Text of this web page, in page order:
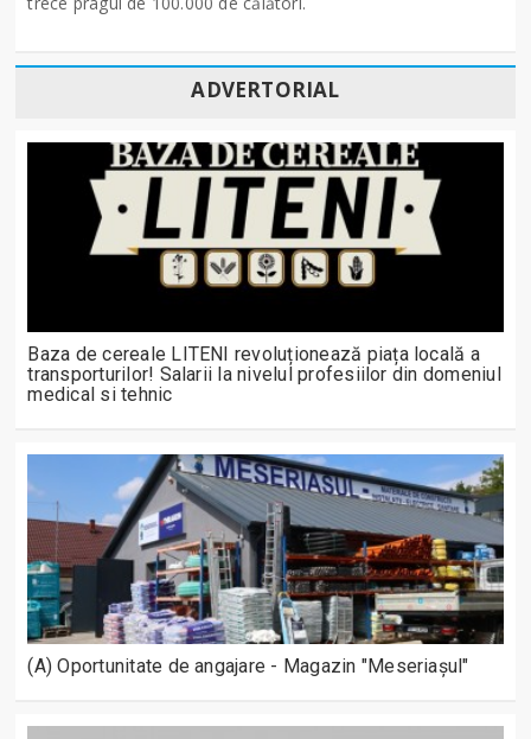
ADVERTORIAL
Baza de cereale LITENI revoluționează piața locală a
transporturilor! Salarii la nivelul profesiilor din domeniul
medical si tehnic
(A) Oportunitate de angajare - Magazin "Meseriașul"